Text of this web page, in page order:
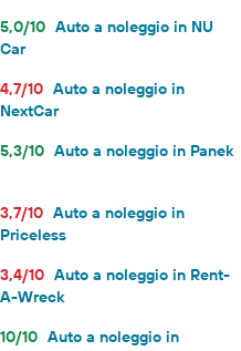
5,0/10 Auto a noleggio in NU
Car
4,7/10 Auto a noleggio in
NextCar
5,3/10 Auto a noleggio in Panek
3,7/10 Auto a noleggio in
Priceless
3,4/10 Auto a noleggio in Rent-
A-Wreck
10/10 Auto a noleggio in